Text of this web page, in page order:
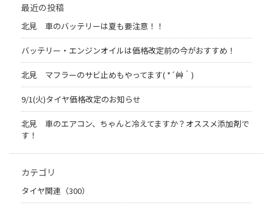
最近の投稿
北見 車のバッテリーは夏も要注意！！
バッテリー・エンジンオイルは価格改定前の今がおすすめ！
北見 マフラーのサビ止めもやってます( *´艸｀)
9/1(火)タイヤ価格改定のお知らせ
北見 車のエアコン、ちゃんと冷えてますか？オススメ添加剤で
す！
カテゴリ
タイヤ関連（300）